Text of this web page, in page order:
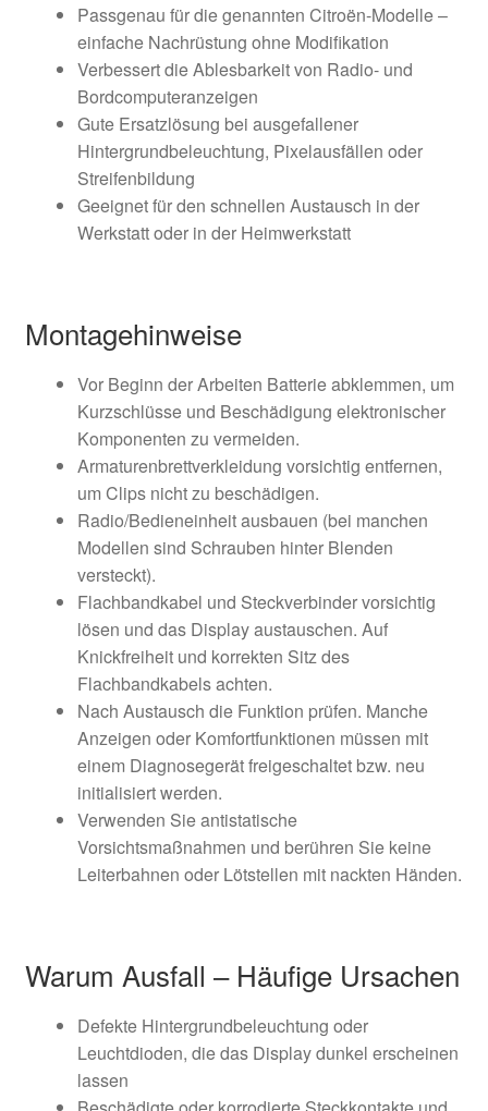
Passgenau für die genannten Citroën-Modelle –
einfache Nachrüstung ohne Modifikation
Verbessert die Ablesbarkeit von Radio- und
Bordcomputeranzeigen
Gute Ersatzlösung bei ausgefallener
Hintergrundbeleuchtung, Pixelausfällen oder
Streifenbildung
Geeignet für den schnellen Austausch in der
Werkstatt oder in der Heimwerkstatt
Montagehinweise
Vor Beginn der Arbeiten Batterie abklemmen, um
Kurzschlüsse und Beschädigung elektronischer
Komponenten zu vermeiden.
Armaturenbrettverkleidung vorsichtig entfernen,
um Clips nicht zu beschädigen.
Radio/Bedieneinheit ausbauen (bei manchen
Modellen sind Schrauben hinter Blenden
versteckt).
Flachbandkabel und Steckverbinder vorsichtig
lösen und das Display austauschen. Auf
Knickfreiheit und korrekten Sitz des
Flachbandkabels achten.
Nach Austausch die Funktion prüfen. Manche
Anzeigen oder Komfortfunktionen müssen mit
einem Diagnosegerät freigeschaltet bzw. neu
initialisiert werden.
Verwenden Sie antistatische
Vorsichtsmaßnahmen und berühren Sie keine
Leiterbahnen oder Lötstellen mit nackten Händen.
Warum Ausfall – Häufige Ursachen
Defekte Hintergrundbeleuchtung oder
Leuchtdioden, die das Display dunkel erscheinen
lassen